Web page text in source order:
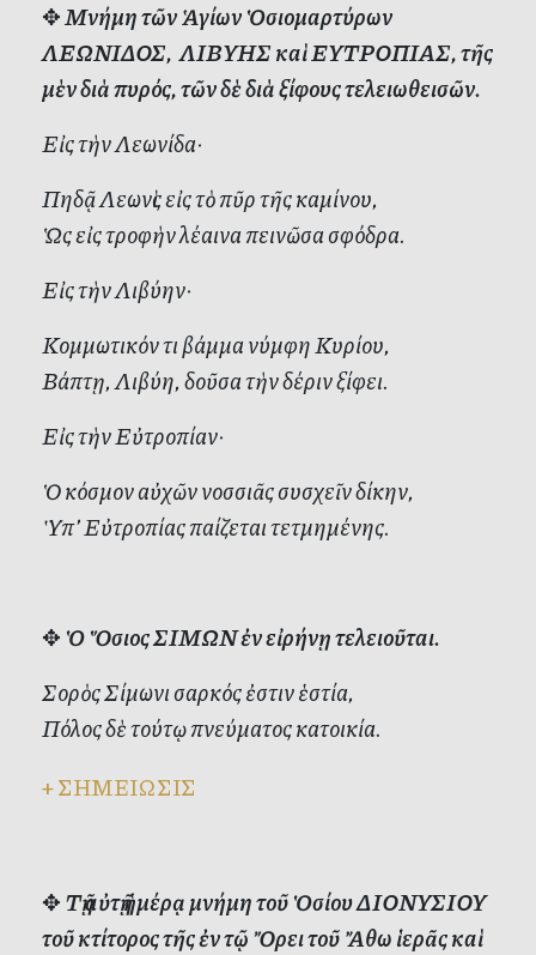
✥Μνήμη τῶν Ἁγίων Ὁσιομαρτύρων
ΛΕΩΝΙΔΟΣ, ΛΙΒΥΗΣ καὶ ΕΥΤΡΟΠΙΑΣ, τῆς
μὲν διὰ πυρός, τῶν δὲ διὰ ξίφους τελειωθεισῶν.
Εἰς τὴν Λεωνίδα·
Πηδᾷ Λεωνὶς εἰς τὸ πῦρ τῆς καμίνου,
Ὡς εἰς τροφὴν λέαινα πεινῶσα σφόδρα.
Εἰς τὴν Λιβύην·
Κομμωτικόν τι βάμμα νύμφη Κυρίου,
Βάπτῃ, Λιβύη, δοῦσα τὴν δέριν ξίφει.
Εἰς τὴν Εὐτροπίαν·
Ὁ κόσμον αὐχῶν νοσσιᾶς συσχεῖν δίκην,
Ὑπ’ Εὐτροπίας παίζεται τετμημένης.
✥ Ὁ Ὅσιος ΣΙΜΩΝ ἐν εἰρήνῃ τελειοῦται.
Σορὸς Σίμωνι σαρκός ἐστιν ἑστία,
Πόλος δὲ τούτῳ πνεύματος κατοικία.
+ΣΗΜΕΙΩΣΙΣ
✥Τῇ αὐτῇ ἡμέρᾳ μνήμη τοῦ Ὁσίου ΔΙΟΝΥΣΙΟΥ
τοῦ κτίτορος τῆς ἐν τῷ Ὄρει τοῦ Ἄθω ἱερᾶς καὶ